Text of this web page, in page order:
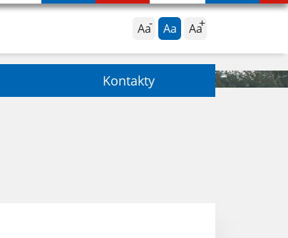
Aa Aa Aa
Kontakty